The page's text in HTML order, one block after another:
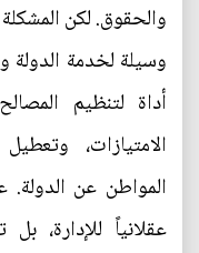
والحقوق. لكن
وسيلة لخدمة الدولة
أداة لتنظيم
الامتيازات،
المواطن عن الدولة.
عقلانياً للإدارة،